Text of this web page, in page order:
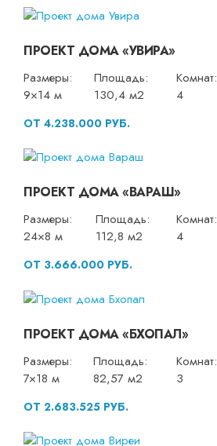
ПРОЕКТ ДОМА «УВИРА»
Размеры:
9×14 м
Площадь:
130,4 м2
Комнат:
4
ОТ 4.238.000 РУБ.
ПРОЕКТ ДОМА «ВАРАШ»
Размеры:
24×8 м
Площадь:
112,8 м2
Комнат:
4
ОТ 3.666.000 РУБ.
ПРОЕКТ ДОМА «БХОПАЛ»
Размеры:
7×18 м
Площадь:
82,57 м2
Комнат:
3
ОТ 2.683.525 РУБ.